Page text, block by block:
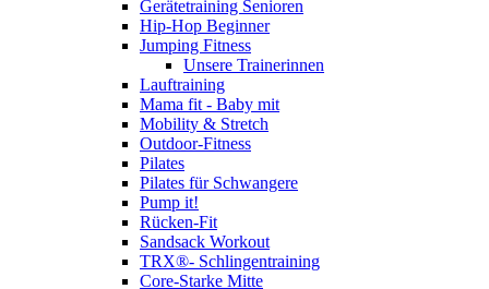
Gerätetraining Senioren
Hip-Hop Beginner
Jumping Fitness
Unsere Trainerinnen
Lauftraining
Mama fit - Baby mit
Mobility & Stretch
Outdoor-Fitness
Pilates
Pilates für Schwangere
Pump it!
Rücken-Fit
Sandsack Workout
TRX®- Schlingentraining
Core-Starke Mitte